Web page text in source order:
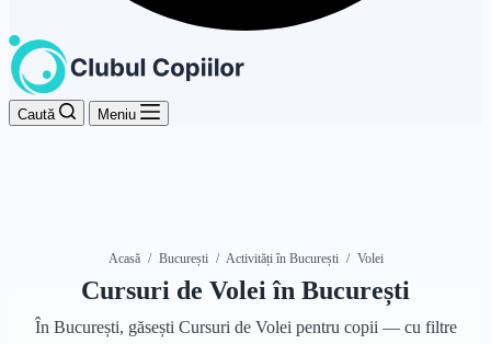
Caută Meniu
Acasă / București / Activități în București / Volei
Cursuri de Volei în București
În București, găsești Cursuri de Volei pentru copii — cu filtre